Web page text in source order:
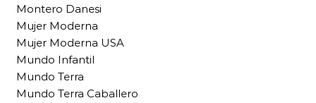
Montero Danesi
Mujer Moderna
Mujer Moderna USA
Mundo Infantil
Mundo Terra
Mundo Terra Caballero